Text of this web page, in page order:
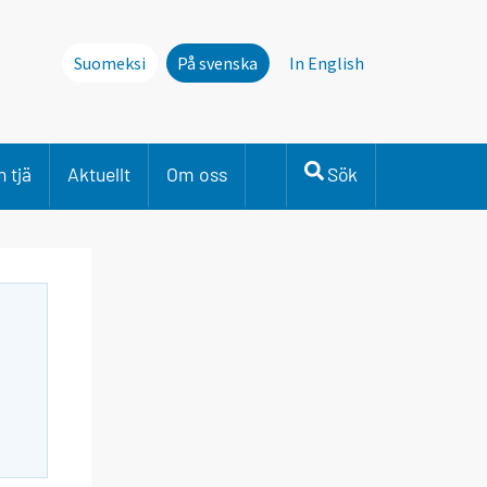
Suomeksi På svenska In English
tjä Aktuellt Om oss Sök